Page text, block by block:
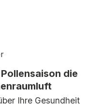
die
Ihre Gesundheit